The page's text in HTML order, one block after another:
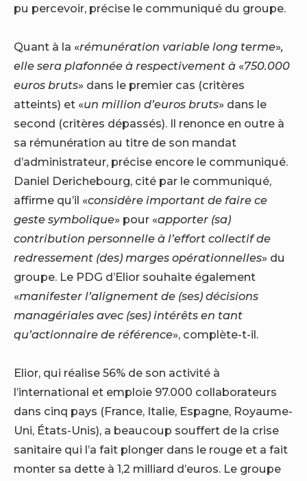
pu percevoir, précise le communiqué du groupe.
Quant à la «rémunération variable long terme»,
elle sera plafonnée à respectivement à «750.000
euros bruts» dans le premier cas (critères
atteints) et «un million d’euros bruts» dans le
second (critères dépassés). Il renonce en outre à
sa rémunération au titre de son mandat
d’administrateur, précise encore le communiqué.
Daniel Derichebourg, cité par le communiqué,
affirme qu’il «considère important de faire ce
geste symbolique» pour «apporter (sa)
contribution personnelle à l’effort collectif de
redressement (des) marges opérationnelles» du
groupe. Le PDG d’Elior souhaite également
«manifester l’alignement de (ses) décisions
managériales avec (ses) intérêts en tant
qu’actionnaire de référence», complète-t-il.
Elior, qui réalise 56% de son activité à
l’international et emploie 97.000 collaborateurs
dans cinq pays (France, Italie, Espagne, Royaume-
Uni, États-Unis), a beaucoup souffert de la crise
sanitaire qui l’a fait plonger dans le rouge et a fait
monter sa dette à 1,2 milliard d’euros. Le groupe